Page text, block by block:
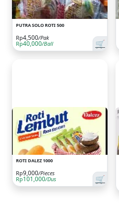
PUTRA SOLO ROTI 500
Rp4,500/Pak
Rp40,000/Ball 🛒
ROTI DALEZ 1000
Rp9,000/Pieces
Rp101,000/Dus 🛒